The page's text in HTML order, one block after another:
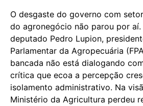
O desgaste do governo com
do agronegócio não parou por aí.
deputado Pedro Lupion,
Parlamentar da Agropecuária
bancada não está dialogando
crítica que ecoa a percepção
isolamento administrativo. Na
Ministério da Agricultura perdeu